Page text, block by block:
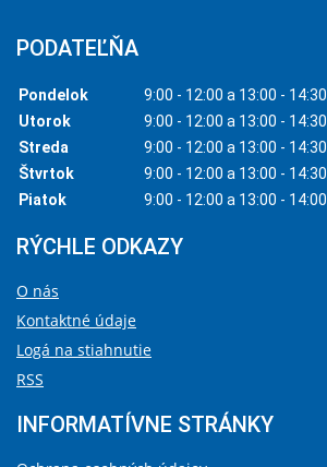
PODATEĽŇA
Pondelok
9:00 - 12:00 a 13:00 - 14:30
Utorok
9:00 - 12:00 a 13:00 - 14:30
Streda
9:00 - 12:00 a 13:00 - 14:30
Štvrtok
9:00 - 12:00 a 13:00 - 14:30
Piatok
9:00 - 12:00 a 13:00 - 14:00
RÝCHLE ODKAZY
O nás
Kontaktné údaje
Logá na stiahnutie
RSS
INFORMATÍVNE STRÁNKY